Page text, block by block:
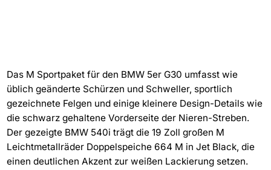
Das M Sportpaket für den BMW 5er G30 umfasst wie
üblich geänderte Schürzen und Schweller, sportlich
gezeichnete Felgen und einige kleinere Design-Details wie
die schwarz gehaltene Vorderseite der Nieren-Streben.
Der gezeigte BMW 540i trägt die 19 Zoll großen M
Leichtmetallräder Doppelspeiche 664 M in Jet Black, die
einen deutlichen Akzent zur weißen Lackierung setzen.